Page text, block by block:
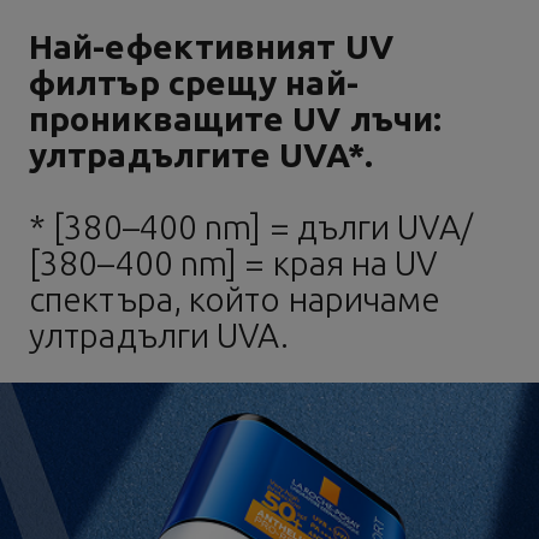
Най-ефективният UV
филтър срещу най-
проникващите UV лъчи:
ултрадългите UVA*.
* [380–400 nm] = дълги UVA/
[380–400 nm] = края на UV
спектъра, който наричаме
ултрадълги UVA.